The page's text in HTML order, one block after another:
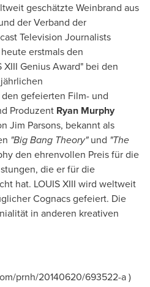
geschätzte Weinbrand aus
der Verband der
Television Journalists
erstmals den
Genius Award" bei den
gefeierten Film- und
Produzent Ryan Murphy
Jim Parsons, bekannt als
"Big Bang Theory"und "The
den ehrenvollen Preis für die
die er für die
hat. LOUIS XIII wird weltweit
Cognacs gefeiert. Die
in anderen kreativen
prnh/20140620/693522-a )